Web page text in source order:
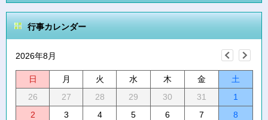
行事カレンダー
2026年8月
日 月 火 水 木 金
土
26
27 28 29 30 31
1
2
3 4 5 6 7
8